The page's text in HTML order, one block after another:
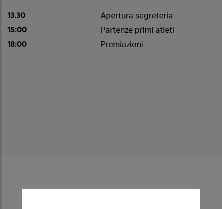
13.30 Apertura segreteria
15:00 Partenze primi atleti
18:00 Premiazioni